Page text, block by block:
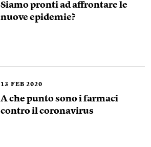
Siamo pronti ad affrontare le
nuove epidemie?
13 FEB 2020
A che punto sono i farmaci
contro il coronavirus